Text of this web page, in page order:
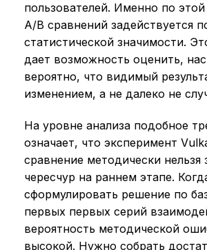
пользователей. Именно по
A/B сравнений задействуется
статистической значимости.
дает возможность оценить,
вероятно, что видимый
изменением, а не далеко не
На уровне анализа подобное
означает, что эксперимент
сравнение методически нельзя
чересчур на раннем этапе.
сформулировать решение по
первых первых серий
вероятность методической
высокой. Нужно собрать